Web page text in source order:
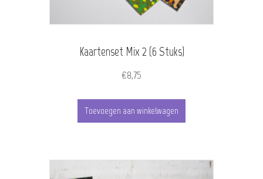
Kaartenset Mix 2 (6 Stuks)
€8,75
Toevoegen aan winkelwagen